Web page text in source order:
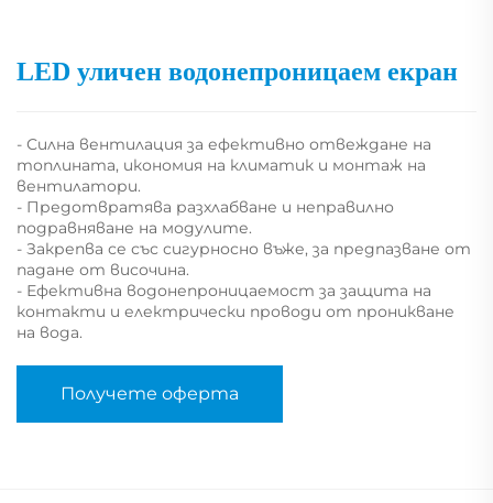
LED уличен водонепроницаем екран
- Силна вентилация за ефективно отвеждане на
топлината, икономия на климатик и монтаж на
вентилатори.
- Предотвратява разхлабване и неправилно
подравняване на модулите.
- Закрепва се със сигурносно въже, за предпазване от
падане от височина.
- Ефективна водонепроницаемост за защита на
контакти и електрически проводи от проникване
на вода.
Получете оферта